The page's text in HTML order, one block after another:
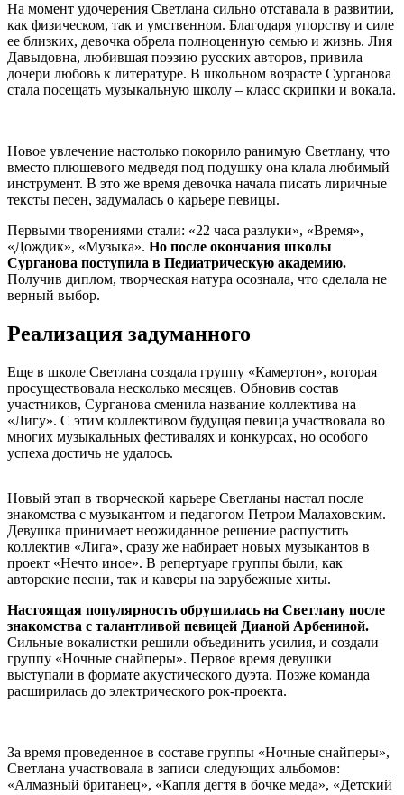
На момент удочерения Светлана сильно отставала в развитии,
как физическом, так и умственном. Благодаря упорству и силе
ее близких, девочка обрела полноценную семью и жизнь. Лия
Давыдовна, любившая поэзию русских авторов, привила
дочери любовь к литературе. В школьном возрасте Сурганова
стала посещать музыкальную школу – класс скрипки и вокала.
Новое увлечение настолько покорило ранимую Светлану, что
вместо плюшевого медведя под подушку она клала любимый
инструмент. В это же время девочка начала писать лиричные
тексты песен, задумалась о карьере певицы.
Первыми творениями стали: «22 часа разлуки», «Время»,
«Дождик», «Музыка». Но после окончания школы
Сурганова поступила в Педиатрическую академию.
Получив диплом, творческая натура осознала, что сделала не
верный выбор.
Реализация задуманного
Еще в школе Светлана создала группу «Камертон», которая
просуществовала несколько месяцев. Обновив состав
участников, Сурганова сменила название коллектива на
«Лигу». С этим коллективом будущая певица участвовала во
многих музыкальных фестивалях и конкурсах, но особого
успеха достичь не удалось.
Новый этап в творческой карьере Светланы настал после
знакомства с музыкантом и педагогом Петром Малаховским.
Девушка принимает неожиданное решение распустить
коллектив «Лига», сразу же набирает новых музыкантов в
проект «Нечто иное». В репертуаре группы были, как
авторские песни, так и каверы на зарубежные хиты.
Настоящая популярность обрушилась на Светлану после
знакомства с талантливой певицей Дианой Арбениной.
Сильные вокалистки решили объединить усилия, и создали
группу «Ночные снайперы». Первое время девушки
выступали в формате акустического дуэта. Позже команда
расширилась до электрического рок-проекта.
За время проведенное в составе группы «Ночные снайперы»,
Светлана участвовала в записи следующих альбомов:
«Алмазный британец», «Капля дегтя в бочке меда», «Детский